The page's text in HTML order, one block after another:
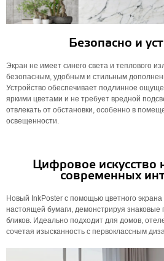
Безопасно и
Экран не имеет синего света и теплового
безопасным, удобным и стильным
Устройство обеспечивает подлинное
яркими цветами и не требует вредной
отвлекать от обстановки, особенно в
освещенности.
Цифровое искусство
современных
Новый InkPoster с помощью цветного экрана
настоящей бумаги, демонстрируя знаковые
бликов. Идеально подходит для домов,
сочетая изысканность с первоклассным